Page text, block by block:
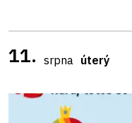
11. srpna úterý